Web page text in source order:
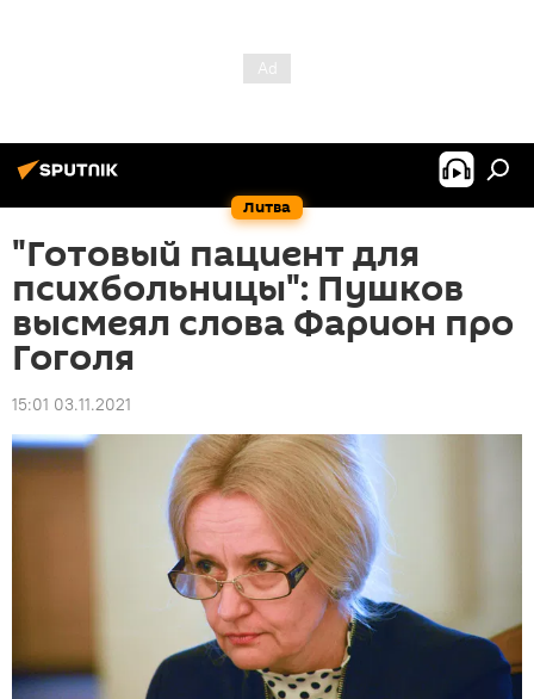
Литва
"Готовый пациент для
психбольницы": Пушков
высмеял слова Фарион про
Гоголя
15:01 03.11.2021